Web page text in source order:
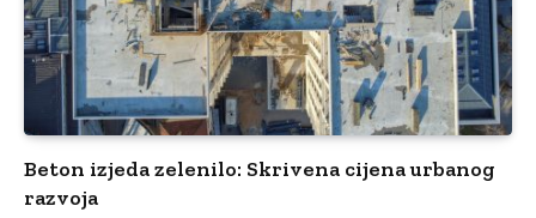
Beton izjeda zelenilo: Skrivena cijena urbanog
razvoja